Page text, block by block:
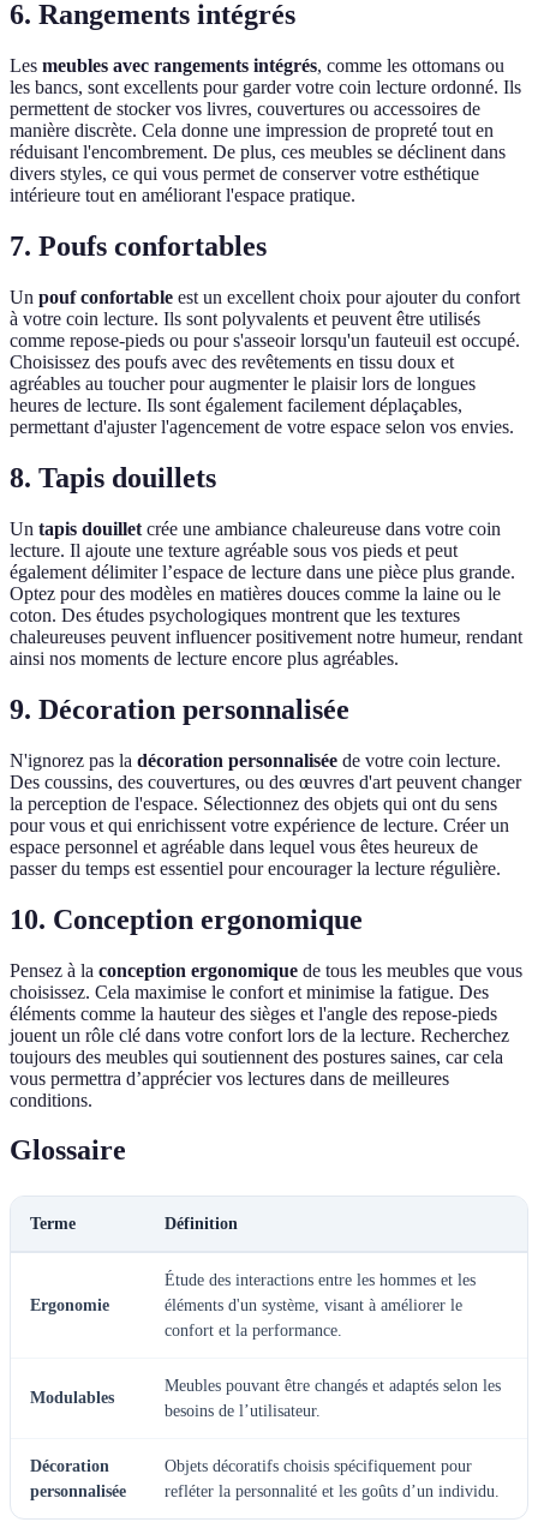
6. Rangements intégrés
Les meubles avec rangements intégrés, comme les ottomans ou
les bancs, sont excellents pour garder votre coin lecture ordonné. Ils
permettent de stocker vos livres, couvertures ou accessoires de
manière discrète. Cela donne une impression de propreté tout en
réduisant l'encombrement. De plus, ces meubles se déclinent dans
divers styles, ce qui vous permet de conserver votre esthétique
intérieure tout en améliorant l'espace pratique.
7. Poufs confortables
Un pouf confortable est un excellent choix pour ajouter du confort
à votre coin lecture. Ils sont polyvalents et peuvent être utilisés
comme repose-pieds ou pour s'asseoir lorsqu'un fauteuil est occupé.
Choisissez des poufs avec des revêtements en tissu doux et
agréables au toucher pour augmenter le plaisir lors de longues
heures de lecture. Ils sont également facilement déplaçables,
permettant d'ajuster l'agencement de votre espace selon vos envies.
8. Tapis douillets
Un tapis douillet crée une ambiance chaleureuse dans votre coin
lecture. Il ajoute une texture agréable sous vos pieds et peut
également délimiter l’espace de lecture dans une pièce plus grande.
Optez pour des modèles en matières douces comme la laine ou le
coton. Des études psychologiques montrent que les textures
chaleureuses peuvent influencer positivement notre humeur, rendant
ainsi nos moments de lecture encore plus agréables.
9. Décoration personnalisée
N'ignorez pas la décoration personnalisée de votre coin lecture.
Des coussins, des couvertures, ou des œuvres d'art peuvent changer
la perception de l'espace. Sélectionnez des objets qui ont du sens
pour vous et qui enrichissent votre expérience de lecture. Créer un
espace personnel et agréable dans lequel vous êtes heureux de
passer du temps est essentiel pour encourager la lecture régulière.
10. Conception ergonomique
Pensez à la conception ergonomique de tous les meubles que vous
choisissez. Cela maximise le confort et minimise la fatigue. Des
éléments comme la hauteur des sièges et l'angle des repose-pieds
jouent un rôle clé dans votre confort lors de la lecture. Recherchez
toujours des meubles qui soutiennent des postures saines, car cela
vous permettra d’apprécier vos lectures dans de meilleures
conditions.
Glossaire
Terme Définition
Ergonomie
Étude des interactions entre les hommes et les
éléments d'un système, visant à améliorer le
confort et la performance.
Modulables
Meubles pouvant être changés et adaptés selon les
besoins de l’utilisateur.
Décoration
personnalisée
Objets décoratifs choisis spécifiquement pour
refléter la personnalité et les goûts d’un individu.